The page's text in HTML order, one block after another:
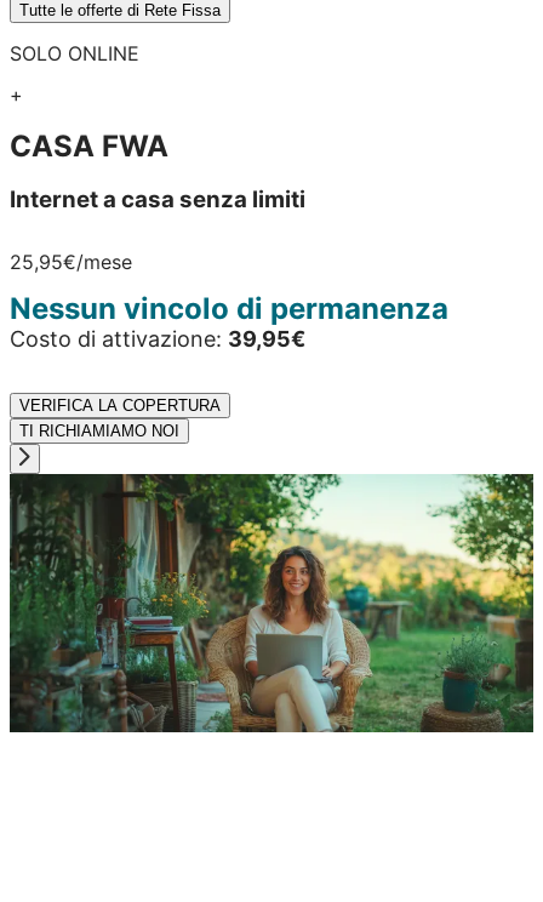
Tutte le offerte di Rete Fissa
SOLO ONLINE
+
CASA FWA
Internet a casa senza limiti
25,95€/mese
Nessun vincolo di permanenza
Costo di attivazione: 39,95€
VERIFICA LA COPERTURA
TI RICHIAMIAMO NOI